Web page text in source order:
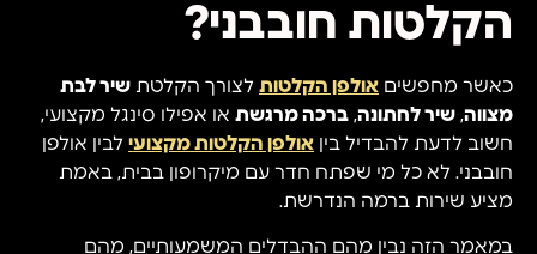
הקלטות חובבני?
כאשר מחפשים אולפן הקלטות לצורך הקלטת שיר לבת
מצווה, שיר לחתונה, ברכה מרגשת או אפילו סינגל מקצועי,
חשוב לדעת להבדיל בין אולפן הקלטות מקצועי לבין אולפן
חובבני. לא כל מי שפתח חדר עם מיקרופון בבית, באמת
מציע שירות ברמה הנדרשת.
במאמר הזה נבין מהם ההבדלים המשמעותיים, מהם